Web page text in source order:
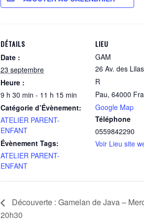
DÉTAILS
Date :
23 septembre
Heure :
9 h 30 min - 11 h 15 min
Catégorie d’Évènement:
ATELIER PARENT-
ENFANT
Évènement Tags:
ATELIER PARENT-
ENFANT
LIEU
GAM
26 Av. des
R
Pau, 64000
Google Map
Téléphone
0559842290
Voir Lieu site
Découverte : Gamelan de Java –
20h30